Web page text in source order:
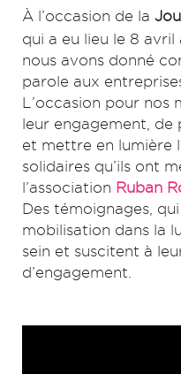
À l’occasion de la
qui a eu lieu le 8 avril
nous avons donné
parole aux
L’occasion pour nos
leur engagement, de
et mettre en lumière
solidaires qu’ils ont
l’association Ruban
Des témoignages,
mobilisation dans la
sein et suscitent à
d’engagement.